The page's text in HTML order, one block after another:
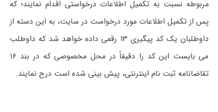
مربوطه نسبت به تکمیل اطلاعات درخواستی اقدام نمایند؛ که
پس از تکمیل اطلاعات مورد درخواست در سایت، به این دسته از
داوطلبان یک کد پیگیری ۱۳ رقمی داده خواهد شد که داوطلب
می بایست این کد را دقیقاً در محل مخصوصی که در بند ۱۶
تقاضانامه ثبت نام اینترنتی، پیش بینی شده است درج نمایند.